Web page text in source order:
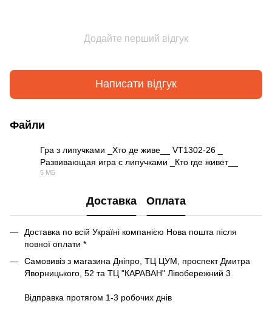
Додайте перший відгук
Написати відгук
Файли
Гра з липучками _Хто де живе__ VT1302-26 _
Развивающая игра с липучками _Кто где живет__
5 МБ
Доставка Оплата
Доставка по всій Україні компанією Нова пошта після
повної оплати *
Самовивіз з магазина Дніпро, ТЦ ЦУМ, проспект Дмитра
Яворницького, 52 та ТЦ "КАРАВАН" Лівобережний 3
Відправка протягом 1-3 робочих днів